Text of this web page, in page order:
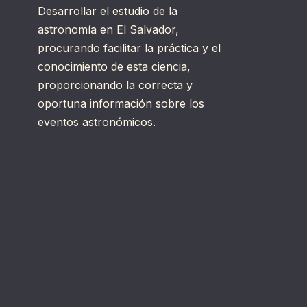
Desarrollar el estudio de la
astronomía en El Salvador,
procurando facilitar la práctica y el
conocimiento de esta ciencia,
proporcionando la correcta y
oportuna información sobre los
eventos astronómicos.